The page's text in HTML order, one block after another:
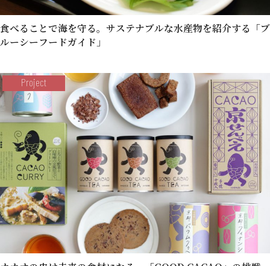
食べることで海を守る。サステナブルな水産物を紹介する「ブ
ルーシーフードガイド」
Project